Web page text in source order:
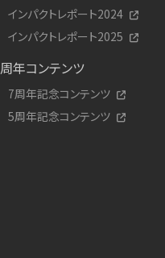
インパクトレポート2024
インパクトレポート2025
周年コンテンツ
7周年記念コンテンツ
5周年記念コンテンツ